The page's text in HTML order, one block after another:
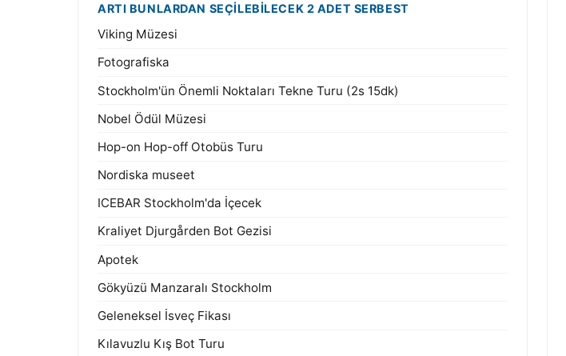
ARTI BUNLARDAN SEÇILEBILECEK 2 ADET SERBEST
Viking Müzesi
Fotografiska
Stockholm'ün Önemli Noktaları Tekne Turu (2s 15dk)
Nobel Ödül Müzesi
Hop-on Hop-off Otobüs Turu
Nordiska museet
ICEBAR Stockholm'da İçecek
Kraliyet Djurgården Bot Gezisi
Apotek
Gökyüzü Manzaralı Stockholm
Geleneksel İsveç Fikası
Kılavuzlu Kış Bot Turu